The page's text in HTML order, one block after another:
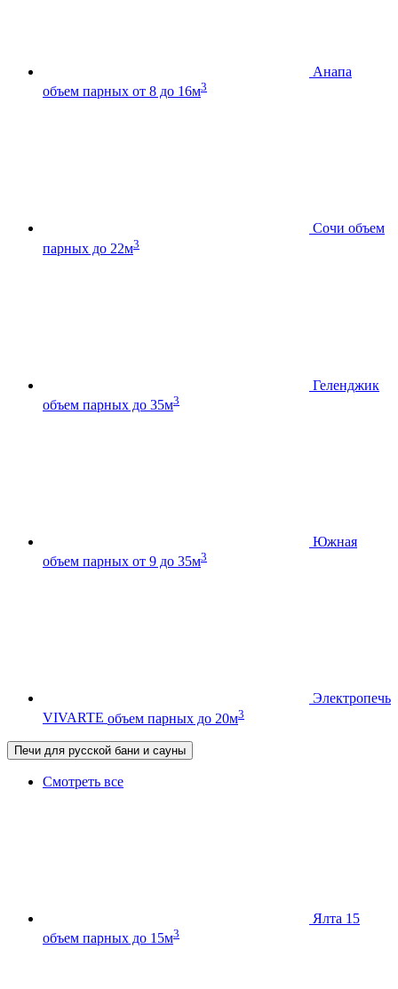
Анапа
объем парных от 8 до 16м3
Сочи объем
парных до 22м3
Геленджик
объем парных до 35м3
Южная
объем парных от 9 до 35м3
Электропечь
VIVARTE объем парных до 20м3
Печи для русской бани и сауны
Смотреть все
Ялта 15
объем парных до 15м3